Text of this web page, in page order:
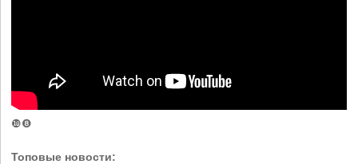
❿❽
Топовые новости: